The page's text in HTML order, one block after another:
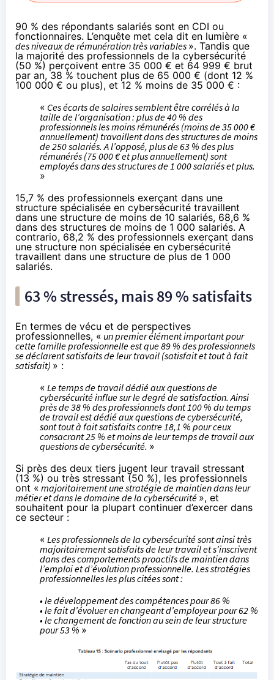
90 % des répondants salariés sont en CDI ou
fonctionnaires. L’enquête met cela dit en lumière «
des niveaux de rémunération très variables ». Tandis que
la majorité des professionnels de la cybersécurité
(50 %) perçoivent entre 35 000 € et 64 999 € brut
par an, 38 % touchent plus de 65 000 € (dont 12 %
100 000 € ou plus), et 12 % moins de 35 000 € :
« Ces écarts de salaires semblent être corrélés à la
taille de l’organisation : plus de 40 % des
professionnels les moins rémunérés (moins de 35 000 €
annuellement) travaillent dans des structures de moins
de 250 salariés. A l’opposé, plus de 63 % des plus
rémunérés (75 000 € et plus annuellement) sont
employés dans des structures de 1 000 salariés et plus.
»
15,7 % des professionnels exerçant dans une
structure spécialisée en cybersécurité travaillent
dans une structure de moins de 10 salariés, 68,6 %
dans des structures de moins de 1 000 salariés. A
contrario, 68,2 % des professionnels exerçant dans
une structure non spécialisée en cybersécurité
travaillent dans une structure de plus de 1 000
salariés.
63 % stressés, mais 89 % satisfaits
En termes de vécu et de perspectives
professionnelles, « un premier élément important pour
cette famille professionnelle est que 89 % des professionnels
se déclarent satisfaits de leur travail (satisfait et tout à fait
satisfait) » :
« Le temps de travail dédié aux questions de
cybersécurité influe sur le degré de satisfaction. Ainsi
près de 38 % des professionnels dont 100 % du temps
de travail est dédié aux questions de cybersécurité,
sont tout à fait satisfaits contre 18,1 % pour ceux
consacrant 25 % et moins de leur temps de travail aux
questions de cybersécurité. »
Si près des deux tiers jugent leur travail stressant
(13 %) ou très stressant (50 %), les professionnels
ont « majoritairement une stratégie de maintien dans leur
métier et dans le domaine de la cybersécurité », et
souhaitent pour la plupart continuer d’exercer dans
ce secteur :
« Les professionnels de la cybersécurité sont ainsi très
majoritairement satisfaits de leur travail et s’inscrivent
dans des comportements proactifs de maintien dans
l’emploi et d’évolution professionnelle. Les stratégies
professionnelles les plus citées sont :
• le développement des compétences pour 86 %
• le fait d’évoluer en changeant d’employeur pour 62 %
• le changement de fonction au sein de leur structure
pour 53 % »